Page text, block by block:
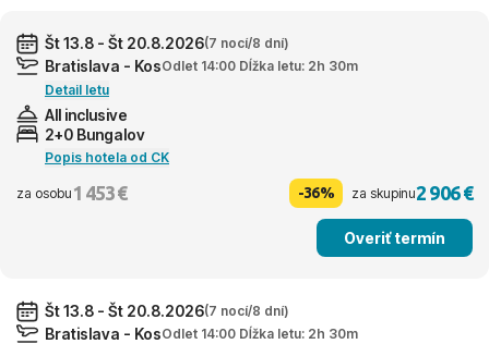
Št 13.8 - Št 20.8.2026(7 nocí/8 dní)
Bratislava - KosOdlet 14:00 Dĺžka letu: 2h 30m
Detail letu
All inclusive
2+0 Bungalov
Popis hotela od CK
za osobu 1 453 € -36% za skupinu2 906 €
Overiť termín
Št 13.8 - Št 20.8.2026(7 nocí/8 dní)
Bratislava - KosOdlet 14:00 Dĺžka letu: 2h 30m